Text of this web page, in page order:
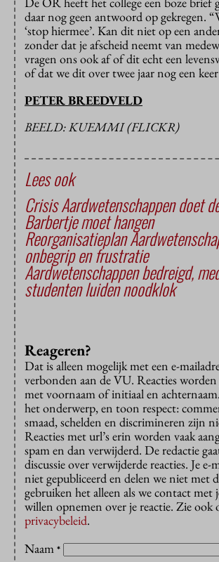
daar nog geen antwoord op gekregen.
‘stop hiermee’. Kan dit niet op een
zonder dat je afscheid neemt van
vragen ons ook af of dit echt een
of dat we dit over twee jaar nog een
PETER BREEDVELD
BEELD: KUEMMI (FLICKR)
Lees ook
Crisis Aardwetenschappen doet
Barbertje moet hangen
Reorganisatieplan
onbegrip en frustratie
Aardwetenschappen bedreigd,
studenten luiden noodklok
Reageren?
Dat is alleen mogelijk met een e-
verbonden aan de VU. Reacties
met voornaam of initiaal en
het onderwerp, en toon respect:
smaad, schelden en discrimineren zijn
Reacties met url’s erin worden vaak
spam en dan verwijderd. De redactie
discussie over verwijderde reacties. Je
niet gepubliceerd en delen we niet met
gebruiken het alleen als we contact met
willen opnemen over je reactie. Zie ook
privacybeleid.
Naam *